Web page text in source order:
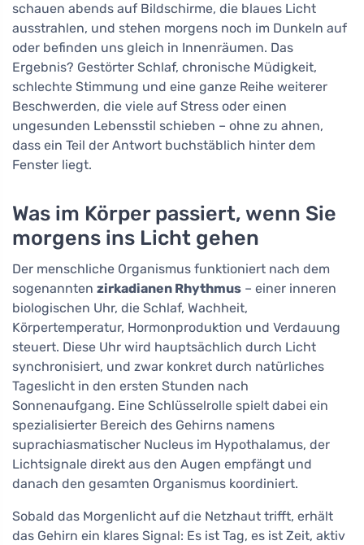
schauen abends auf Bildschirme, die blaues Licht
ausstrahlen, und stehen morgens noch im Dunkeln auf
oder befinden uns gleich in Innenräumen. Das
Ergebnis? Gestörter Schlaf, chronische Müdigkeit,
schlechte Stimmung und eine ganze Reihe weiterer
Beschwerden, die viele auf Stress oder einen
ungesunden Lebensstil schieben – ohne zu ahnen,
dass ein Teil der Antwort buchstäblich hinter dem
Fenster liegt.
Was im Körper passiert, wenn Sie
morgens ins Licht gehen
Der menschliche Organismus funktioniert nach dem
sogenannten zirkadianen Rhythmus – einer inneren
biologischen Uhr, die Schlaf, Wachheit,
Körpertemperatur, Hormonproduktion und Verdauung
steuert. Diese Uhr wird hauptsächlich durch Licht
synchronisiert, und zwar konkret durch natürliches
Tageslicht in den ersten Stunden nach
Sonnenaufgang. Eine Schlüsselrolle spielt dabei ein
spezialisierter Bereich des Gehirns namens
suprachiasmatischer Nucleus im Hypothalamus, der
Lichtsignale direkt aus den Augen empfängt und
danach den gesamten Organismus koordiniert.
Sobald das Morgenlicht auf die Netzhaut trifft, erhält
das Gehirn ein klares Signal: Es ist Tag, es ist Zeit, aktiv